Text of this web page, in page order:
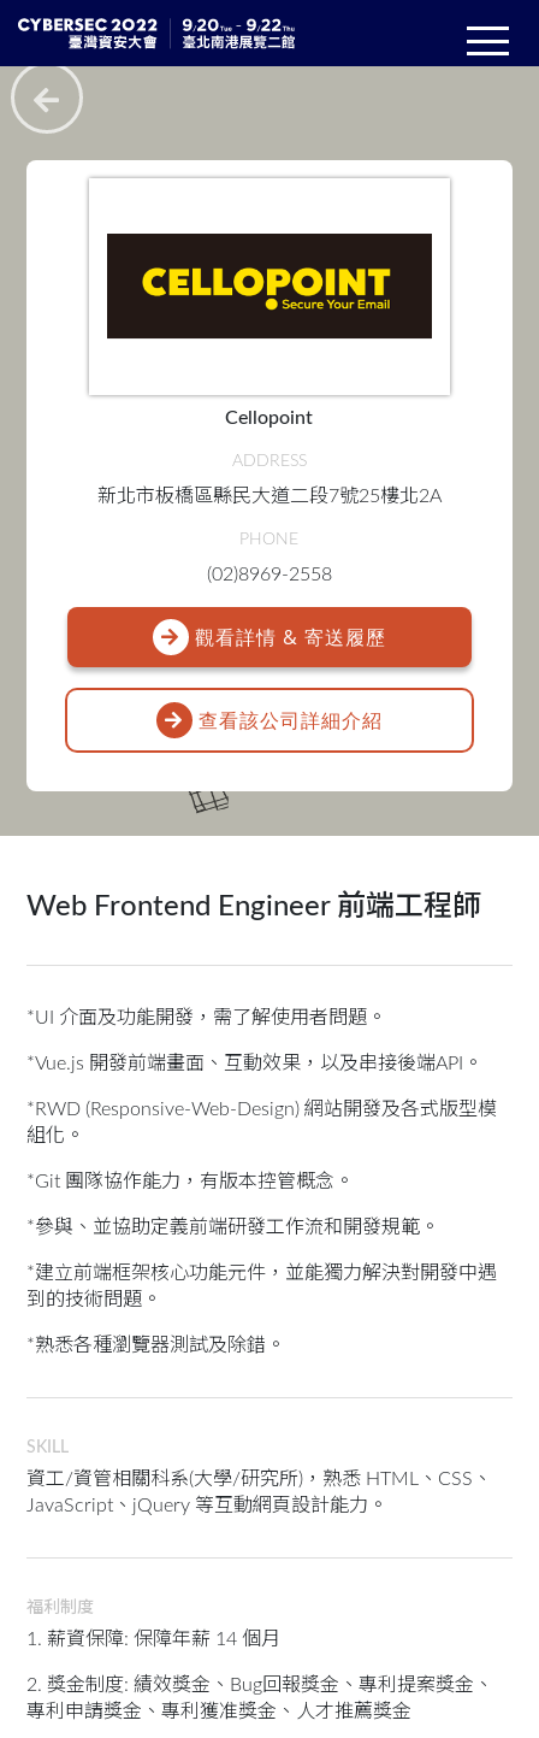
Cellopoint
ADDRESS
新北市板橋區縣民大道二段7號25樓北2A
PHONE
(02)8969-2558
觀看詳情 & 寄送履歷
查看該公司詳細介紹
Web Frontend Engineer 前端工程師
*UI 介面及功能開發，需了解使用者問題。
*Vue.js 開發前端畫面、互動效果，以及串接後端API。
*RWD (Responsive-Web-Design) 網站開發及各式版型模
組化。
*Git 團隊協作能力，有版本控管概念。
*參與、並協助定義前端研發工作流和開發規範。
*建立前端框架核心功能元件，並能獨力解決對開發中遇
到的技術問題。
*熟悉各種瀏覽器測試及除錯。
SKILL
資工/資管相關科系(大學/研究所)，熟悉 HTML、CSS、
JavaScript、jQuery 等互動網頁設計能力。
福利制度
1. 薪資保障: 保障年薪 14 個月
2. 獎金制度: 績效獎金、Bug回報獎金、專利提案獎金、
專利申請獎金、專利獲准獎金、人才推薦獎金